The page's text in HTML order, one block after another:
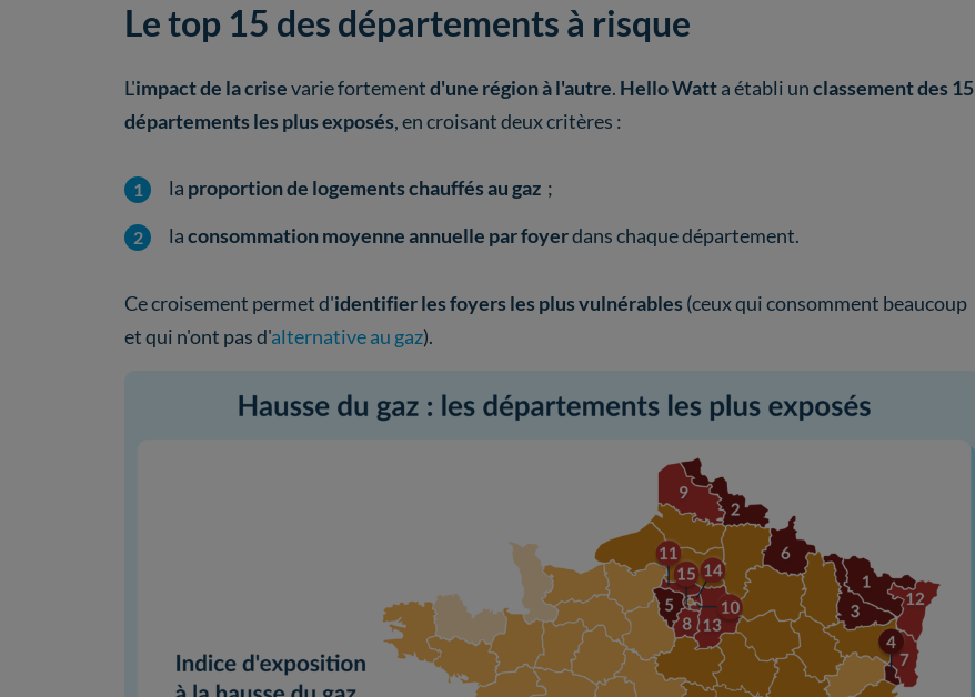
Le top 15 des départements à risque
L'impact de la crisevarie fortementd'une région à l'autre. Hello Watta établi unclassement des 15
départements les plus exposés, en croisant deux critères :
la proportion de logements chauffés au gaz ;
laconsommation moyenne annuelle par foyerdans chaque département.
Ce croisement permet d'identifier les foyers les plus vulnérables (ceux qui consomment beaucoup
et qui n'ont pas d'alternative au gaz).